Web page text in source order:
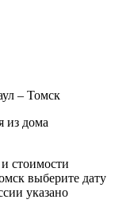
– Томск
из дома
стоимости
выберите дату
указано